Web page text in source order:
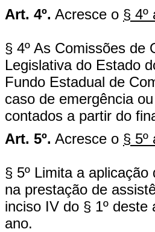
Art. 4º. Acresce o § 4º
§ 4º As Comissões de
Legislativa do Estado
Fundo Estadual de
caso de emergência
contados a partir do
Art. 5º. Acresce o § 5º
§ 5º Limita a
na prestação de
inciso IV do § 1º
ano.